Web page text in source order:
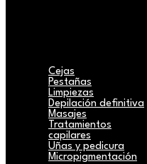
Cejas
Pestañas
Limpiezas
Depilación definitiva
Masajes
Tratamientos
capilares
Uñas y pedicura
Micropigmentación